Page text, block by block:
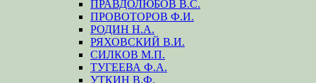
ПРАВДОЛЮБОВ В.С.
ПРОВОТОРОВ Ф.И.
РОДИН Н.А.
РЯХОВСКИЙ В.И.
СИЛКОВ М.П.
ТУГЕЕВА Ф.А.
УТКИН В.Ф.